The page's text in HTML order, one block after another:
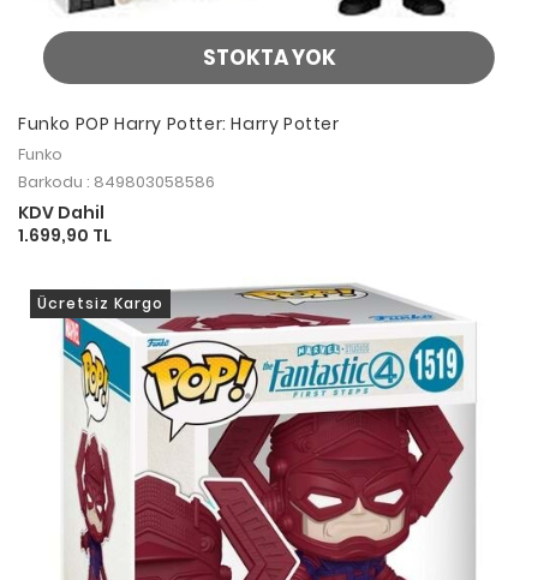
STOKTA YOK
Funko POP Harry Potter: Harry Potter
Funko
Barkodu : 849803058586
KDV Dahil
1.699,90 TL
Ücretsiz Kargo